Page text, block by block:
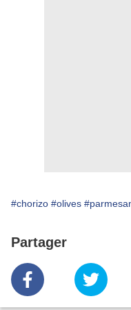
#chorizo #olives
Partager